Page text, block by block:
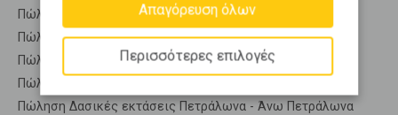
Πώληση Οικόπεδα Παγκράτι
Πώληση Οικόπεδα Πολύγωνο - Τουρκοβούνια
Πώληση Οικόπεδα Σεπόλια - Σκουζέ
Πώληση Αγροτεμάχια Πετράλωνα - Άνω Πετράλωνα
Πώληση Δασικές εκτάσεις Πετράλωνα - Άνω Πετράλωνα
Απαγόρευση όλων
Περισσότερες επιλογές